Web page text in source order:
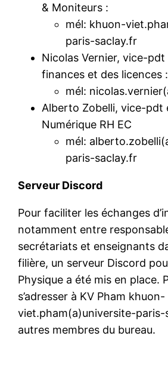
& Moniteurs :
mél: khuon-
paris-saclay.fr
Nicolas Vernier, vice-
finances et des licences :
mél:
Alberto Zobelli, vice-pdt
Numérique RH EC
mél:
paris-saclay.fr
Serveur Discord
Pour faciliter les échanges
notamment entre
secrétariats et enseignants
filière, un serveur Discord
Physique a été mis en place.
s’adresser à KV Pham khuon-
viet.pham(a)universite-paris-
autres membres du bureau.